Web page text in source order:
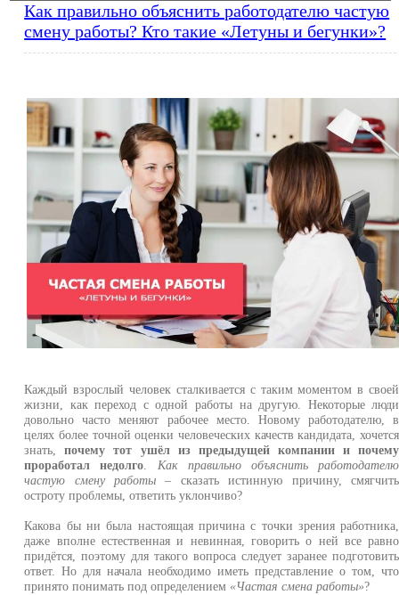
Как правильно объяснить работодателю частую
смену работы? Кто такие «Летуны и бегунки»?
Каждый взрослый человек сталкивается с таким моментом в своей
жизни, как переход с одной работы на другую. Некоторые люди
довольно часто меняют рабочее место. Новому работодателю, в
целях более точной оценки человеческих качеств кандидата, хочется
знать,почему тот ушёл из предыдущей компании и почему
проработал недолго
Как правильно объяснить работодателю
частую смену работы – сказать истинную причину, смягчить
остроту проблемы, ответить уклончиво?
Какова бы ни была настоящая причина с точки зрения работника,
даже вполне естественная и невинная, говорить о ней все равно
придётся, поэтому для такого вопроса следует заранее подготовить
ответ. Но для начала необходимо иметь представление о том, что
принято понимать под определением «Частая смена работы»?